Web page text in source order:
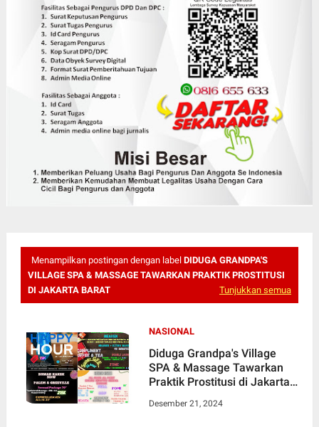
Menampilkan postingan dengan label DIDUGA GRANDPA'S
VILLAGE SPA & MASSAGE TAWARKAN PRAKTIK PROSTITUSI
DI JAKARTA BARAT
Tunjukkan semua
NASIONAL
Diduga Grandpa's Village
SPA & Massage Tawarkan
Praktik Prostitusi di Jakarta
Desember 21, 2024